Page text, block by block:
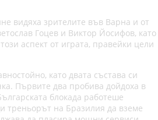
видяха зрителите във Варна и от
Гоцев и Виктор Йосифов, като
аспект от играта, правейки цели
като двата състава си
Първите два пробива дойдоха в
блокада работеше
треньорът на Бразилия да вземе